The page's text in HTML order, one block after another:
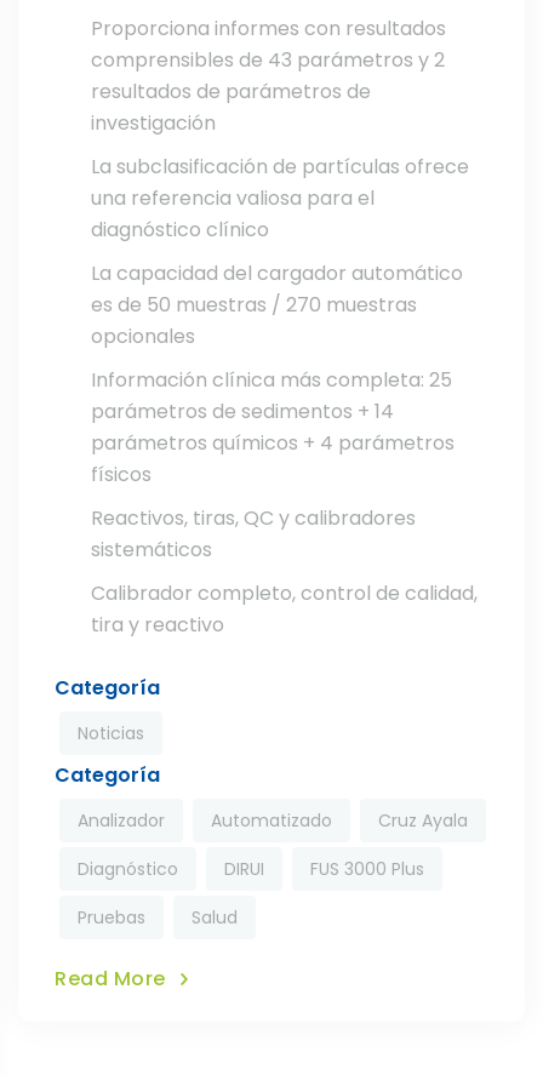
Proporciona informes con resultados
comprensibles de 43 parámetros y 2
resultados de parámetros de
investigación
La subclasificación de partículas ofrece
una referencia valiosa para el
diagnóstico clínico
La capacidad del cargador automático
es de 50 muestras / 270 muestras
opcionales
Información clínica más completa: 25
parámetros de sedimentos + 14
parámetros químicos + 4 parámetros
físicos
Reactivos, tiras, QC y calibradores
sistemáticos
Calibrador completo, control de calidad,
tira y reactivo
Categoría
Noticias
Categoría
Analizador Automatizado
Cruz Ayala
Diagnóstico
DIRUI
FUS 3000 Plus
Pruebas
Salud
Read More